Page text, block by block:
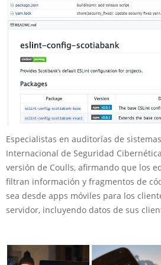
Especialistas en auditorías de
Internacional de Seguridad
versión de Coulls, afirmando que los
filtran información y fragmentos de
sea desde apps móviles para los
servidor, incluyendo datos de sus